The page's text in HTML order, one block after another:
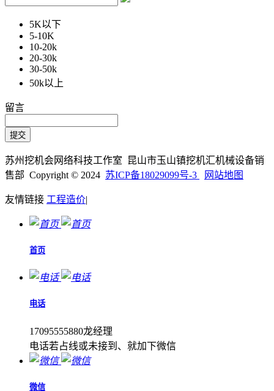
5K以下
5-10K
10-20k
20-30k
30-50k
50k以上
留言
苏州挖机会网络科技工作室 昆山市玉山镇挖机汇机械设备销
售部 Copyright © 2024 苏ICP备18029099号-3 网站地图
友情链接 工程造价|
首页
电话
17095555880龙经理
电话若占线或未接到、就加下微信
微信